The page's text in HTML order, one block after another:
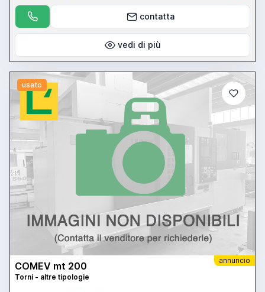
contatta
vedi di più
usato
annuncio
COMEV mt 200
Torni - altre tipologie